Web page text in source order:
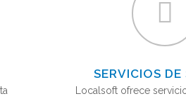
SERVICIOS DE
Localsoft ofrece